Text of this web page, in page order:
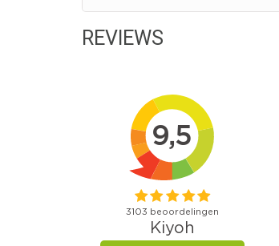
REVIEWS